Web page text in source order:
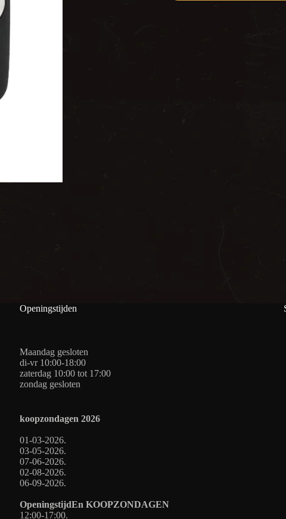
Openingstijden
Maandag gesloten
di-vr 10:00-18:00
zaterdag 10:00 tot 17:00
zondag gesloten
koopzondagen 2026
01-03-2026.
03-05-2026.
07-06-2026.
02-08-2026.
06-09-2026.
OpeningstijdEn KOOPZONDAGEN
12:00-17:00.